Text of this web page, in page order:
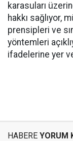
karasuları
hakkı sağlıyor,
prensipleri ve
yöntemleri
ifadelerine yer
HABERE YORUM